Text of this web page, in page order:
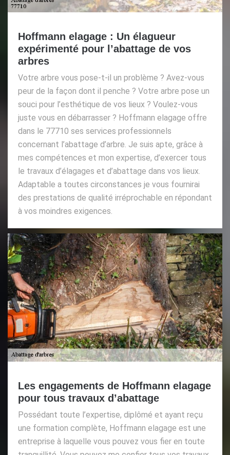
Hoffmann elagage : Un élagueur
expérimenté pour l’abattage de vos
arbres
Votre arbre vous pose-t-il un problème ? Avez-vous
peur de la façon dont il penche ? Votre arbre pose un
souci pour l’esthétique de vos lieux ? Voulez-vous
juste vous en débarrasser ? Hoffmann elagage offre
dans le 77710 ses services professionnels
concernant l’abattage d’arbre. Je suis apte, grâce à
mes compétences et mon expertise, d’exercer tous
le travaux d’élagages et d’abattage dans vos lieux.
Adaptable a toutes circonstances je vous fournirai
des prestations de qualité irréprochable en répondant
à vos moindres exigences.
Les engagements de Hoffmann elagage
pour tous travaux d’abattage
Possédant toute l’expertise, diplômé et ayant reçu
une formation complète, Hoffmann elagage est une
entreprise à laquelle vous pouvez vous fier en toute